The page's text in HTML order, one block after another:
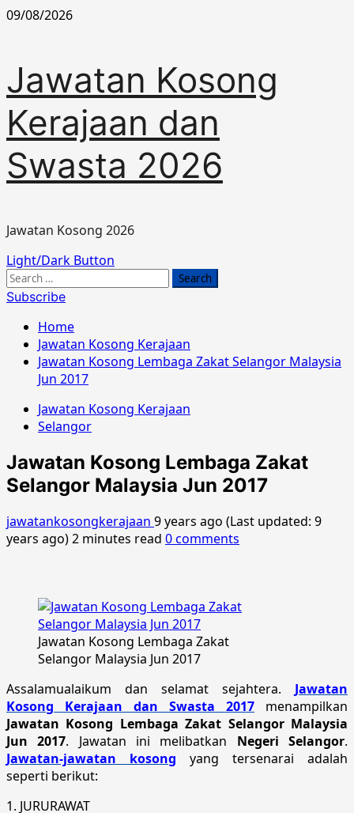
Skip
09/08/2026
Jawatan Kosong
Kerajaan dan
Swasta 2026
Jawatan Kosong 2026
Primary
Menu
Light/Dark Button
Search
for:
Subscribe
Home
Jawatan Kosong Kerajaan
Jawatan Kosong Lembaga Zakat Selangor Malaysia
Jun 2017
Jawatan Kosong Kerajaan
Selangor
Jawatan Kosong Lembaga Zakat
Selangor Malaysia Jun 2017
jawatankosongkerajaan 9 years ago (Last updated: 9
years ago)2 minutes read 0 comments
Jawatan Kosong Lembaga Zakat
Selangor Malaysia Jun 2017
Assalamualaikum dan selamat sejahtera. Jawatan
Kosong Kerajaan dan Swasta 2017 menampilkan
Jawatan Kosong Lembaga Zakat Selangor Malaysia
Jun 2017. Jawatan ini melibatkan Negeri Selangor.
Jawatan-jawatan kosong yang tersenarai adalah
seperti berikut:
1. JURURAWAT